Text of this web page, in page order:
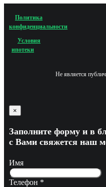
Политика
конфиденциальности
Условия
ипотеки
Не является публичной
×
Заполните форму и в
с Вами свяжется наш
Имя
Телефон *